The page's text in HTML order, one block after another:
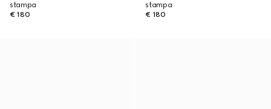
stampa
€ 180
stampa
€ 180